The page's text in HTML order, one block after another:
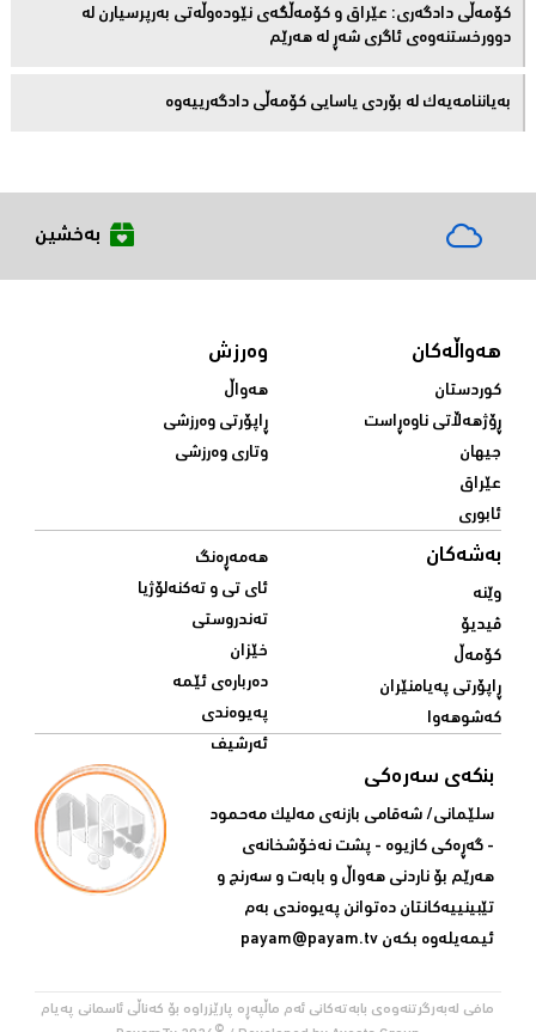
کۆمەڵى دادگەرى: عێراق و كۆمەڵگەی نێودەوڵەتی بەرپرسیارن لە
دوورخستنەوەى ئاگری شەڕ لە هەرێم
بەیاننامەیەک لە بۆردی یاسایی کۆمەڵی دادگەرییەوە
بەخشین
هەواڵەکان
کوردستان
ڕۆژهەڵاتی ناوەڕاست
جیهان
عێراق
ئابوری
وەرزش
هەواڵ
ڕاپۆرتی وەرزشی
وتاری وەرزشی
بەشەکان
وێنە
ڤیدیۆ
کۆمەڵ
ڕاپۆرتی پەیامنێران
کەشوهەوا
هەمەڕەنگ
ئای تی و تەکنەلۆژیا
تەندروستی
خێزان
دەربارەی ئێمە
پەیوەندی
ئەرشیف
بنکەی سەرەکی
سلێمانی/ شه‌قامی بازنه‌ی مه‌لیک مه‌حمود
- گه‌ڕه‌کی کازیوه‌ - پشت نه‌خۆشخانه‌ی‌
هه‌رێم بۆ ناردنی‌ هه‌واڵ و بابه‌ت و سه‌رنج و
تێبینییه‌كانتان ده‌توانن په‌یوه‌ندی‌ به‌م
ئیمه‌یله‌وه‌ بكه‌ن payam@payam.tv
مافی لەبەرگرتنەوەی بابەتەکانی ئەم ماڵپەڕە پارێزراوە بۆ کەناڵی ئاسمانی پەیام